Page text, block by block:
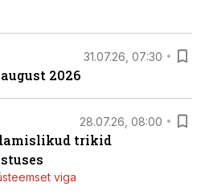
31.07.26, 07:30
2026
28.07.26, 08:00
trikid
viga